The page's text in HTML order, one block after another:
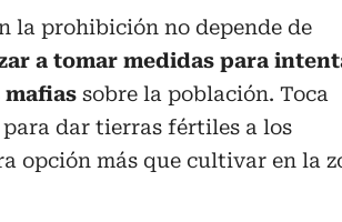
la prohibición no depende de
a tomar medidas para
sobre la población. Toca
dar tierras fértiles a los
opción más que cultivar en la